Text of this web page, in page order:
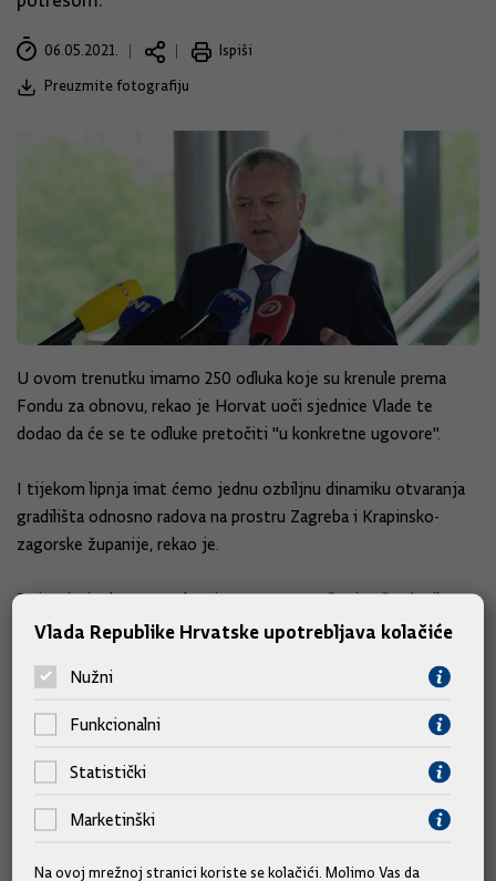
06.05.2021.
Ispiši
Preuzmite fotografiju
U ovom trenutku imamo 250 odluka koje su krenule prema
Fondu za obnovu, rekao je Horvat uoči sjednice Vlade te
dodao da će se te odluke pretočiti "u konkretne ugovore".
I tijekom lipnja imat ćemo jednu ozbiljnu dinamiku otvaranja
gradilišta odnosno radova na prostru Zagreba i Krapinsko-
zagorske županije, rekao je.
Pojasnio je da se to odnosi, ne samo na rušenje oštećenih
objekata na periferiji Grada Zagreba, a za koje će vlasnici dobiti
obnovu višestambenih zgrada u samom Zagrebu.
Izvor: Hina/Vlada
Slične vijesti
Vlada Republike Hrvatske upotrebljava kolačiće
Nužni
Funkcionalni
Statistički
Marketinški
Na ovoj mrežnoj stranici koriste se kolačići. Molimo Vas da